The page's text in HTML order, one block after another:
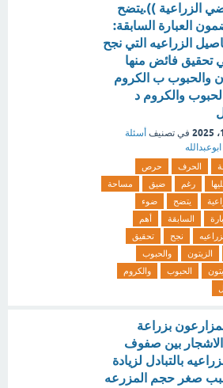
الزراعية )).يتضح
العبارة السابقة:
الزراعيه التي نجح
تحقيق فائض منها
والحبوب ب الكروم
والكروم د
في تصنيف أسئلة
ابوعبدالله
الحرف
حرص
رغم ضيق
مساحة
يتضح
ضوء
السابقة
أهم
نجح
تحقيق
الزيتون
والحبوب
الحبوب
والكروم
بزراعة
بين صفوف
بالتبادل لزيادة
صغر حجم المزرعه